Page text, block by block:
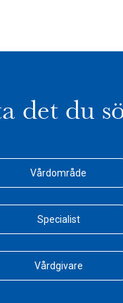
det du
Vårdområde
Specialist
Vårdgivare